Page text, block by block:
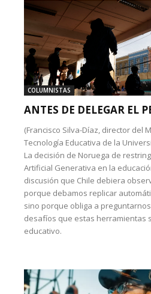
COLUMNISTAS
ANTES DE DELEGAR EL
(Francisco Silva-Díaz, director del
Tecnología Educativa de la
La decisión de Noruega de
Artificial Generativa en la
discusión que Chile debiera
porque debamos replicar
sino porque obliga a
desafíos que estas herramientas
educativo.